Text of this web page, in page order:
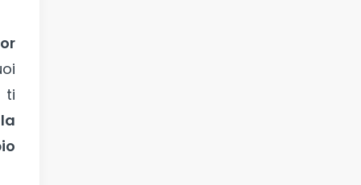
ti
la